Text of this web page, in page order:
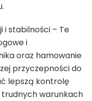
i stabilności – Te
i
oraz hamowanie
przyczepności do
lepszą kontrolę
trudnych warunkach